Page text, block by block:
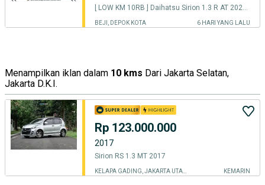
[ LOW KM 10RB ] Daihatsu Sirion 1.3 R AT 2024/2025
BEJI, DEPOK KOTA 6 HARI YANG LALU
Menampilkan iklan dalam 10 kms Dari Jakarta Selatan,
Jakarta D.K.I.
Rp 123.000.000
2017
Sirion RS 1.3 MT 2017
KEMARIN